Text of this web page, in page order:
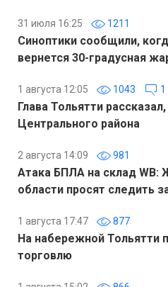
31 июля 16:25 1211
Синоптики сообщили,
вернется 30-градусная
1 августа 12:05 1043 1
Глава Тольятти
Центрального района
2 августа 14:09 981
Атака БПЛА на склад WB:
области просят следить
1 августа 17:47 877
На набережной Тольятти
торговлю